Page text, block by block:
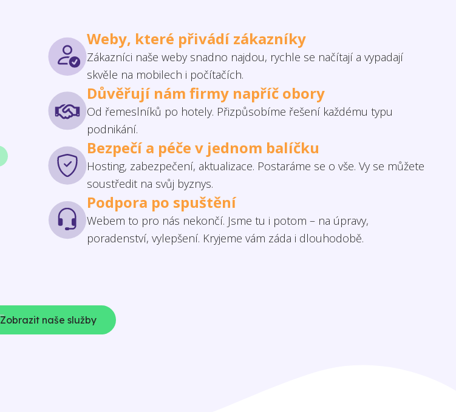
Weby, které přivádí zákazníky
Zákazníci naše weby snadno najdou, rychle se načítají a vypadají
skvěle na mobilech i počítačích.
Důvěřují nám firmy napříč obory
Od řemeslníků po hotely. Přizpůsobíme řešení každému typu
podnikání.
Bezpečí a péče v jednom balíčku
Hosting, zabezpečení, aktualizace. Postaráme se o vše. Vy se můžete
soustředit na svůj byznys.
Podpora po spuštění
Webem to pro nás nekončí. Jsme tu i potom – na úpravy,
poradenství, vylepšení. Kryjeme vám záda i dlouhodobě.
Zobrazit naše služby